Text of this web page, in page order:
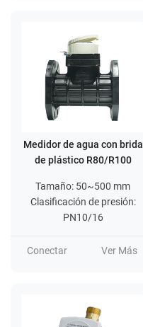
Medidor de agua con brida
de plástico R80/R100
Tamaño: 50~500 mm
Clasificación de presión:
PN10/16
Conectar Ver Más